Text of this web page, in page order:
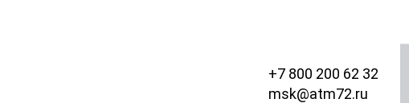
+7 800 200 62 32
msk@atm72.ru